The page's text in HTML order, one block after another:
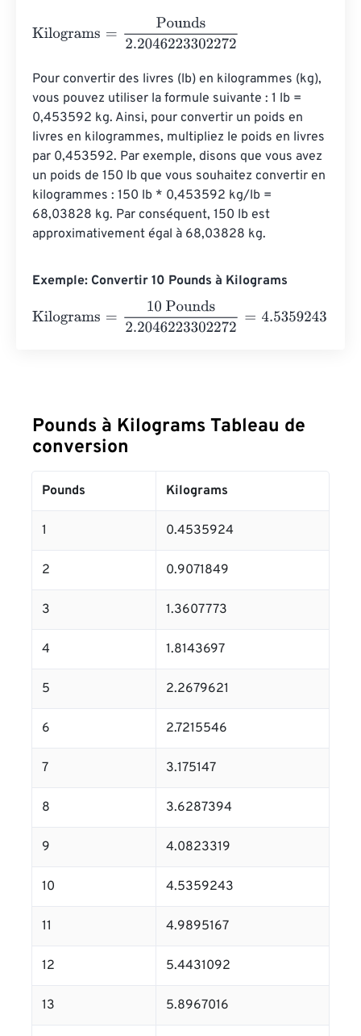
Kilograms 2.2046223302272
Pour convertir des livres (lb) en kilogrammes (kg),
vous pouvez utiliser la formule suivante : 1 lb =
0,453592 kg. Ainsi, pour convertir un poids en
livres en kilogrammes, multipliez le poids en livres
par 0,453592. Par exemple, disons que vous avez
un poids de 150 lb que vous souhaitez convertir en
kilogrammes : 150 lb * 0,453592 kg/lb =
68,03828 kg. Par conséquent, 150 lb est
approximativement égal à 68,03828 kg.
Exemple: Convertir 10 Pounds à Kilograms
Kilograms
10 Pounds2.2046223302272 =4.5359243
Pounds à Kilograms Tableau de
conversion
Pounds Kilograms
1 0.4535924
2 0.9071849
3 1.3607773
4 1.8143697
5 2.2679621
6 2.7215546
7 3.175147
8 3.6287394
9 4.0823319
10 4.5359243
11 4.9895167
12 5.4431092
13 5.8967016